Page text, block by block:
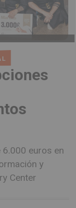
euros en
y
Center